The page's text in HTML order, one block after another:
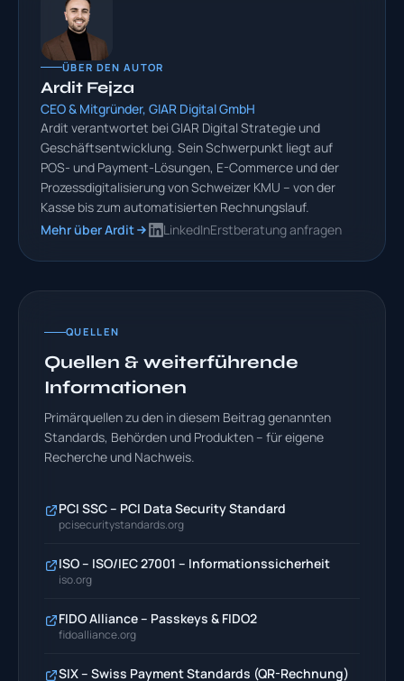
ÜBER DEN AUTOR
Ardit Fejza
CEO & Mitgründer, GIAR Digital GmbH
Ardit verantwortet bei GIAR Digital Strategie und
Geschäftsentwicklung. Sein Schwerpunkt liegt auf
POS- und Payment-Lösungen, E-Commerce und der
Prozessdigitalisierung von Schweizer KMU – von der
Kasse bis zum automatisierten Rechnungslauf.
Mehr über Ardit
LinkedInErstberatung anfragen
QUELLEN
Quellen & weiterführende
Informationen
Primärquellen zu den in diesem Beitrag genannten
Standards, Behörden und Produkten – für eigene
Recherche und Nachweis.
PCI SSC – PCI Data Security Standard
pcisecuritystandards.org
ISO – ISO/IEC 27001 – Informationssicherheit
iso.org
FIDO Alliance – Passkeys & FIDO2
fidoalliance.org
SIX – Swiss Payment Standards (QR-Rechnung)